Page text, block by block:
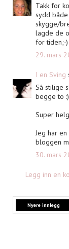
Takk for
sydd
skygge/
lagde de
for tiden;-)
29. mars
I en Sving
Så stilige
begge to :)
Super
Jeg har
bloggen
30. mars
Legg inn en
Nyere innlegg